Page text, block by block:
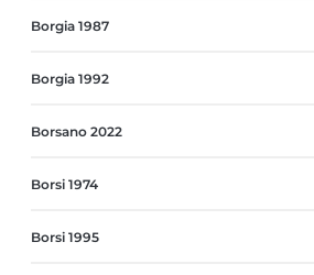
Borgia 1987
Borgia 1992
Borsano 2022
Borsi 1974
Borsi 1995